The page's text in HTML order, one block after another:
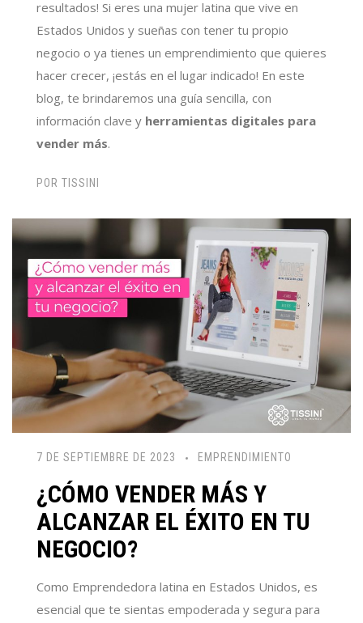
resultados! Si eres una mujer latina que vive en
Estados Unidos y sueñas con tener tu propio
negocio o ya tienes un emprendimiento que quieres
hacer crecer, ¡estás en el lugar indicado! En este
blog, te brindaremos una guía sencilla, con
información clave y herramientas digitales para
vender más.
POR TISSINI
7 DE SEPTIEMBRE DE 2023 EMPRENDIMIENTO
¿CÓMO VENDER MÁS Y
ALCANZAR EL ÉXITO EN TU
NEGOCIO?
Como Emprendedora latina en Estados Unidos, es
esencial que te sientas empoderada y segura para